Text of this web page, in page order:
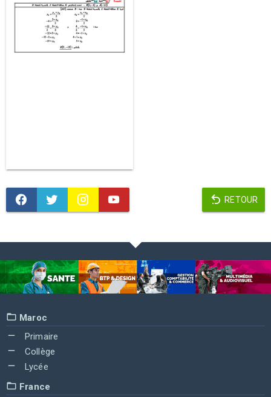
RETOUR
Maroc
Primaire
Collège
Lycée
France